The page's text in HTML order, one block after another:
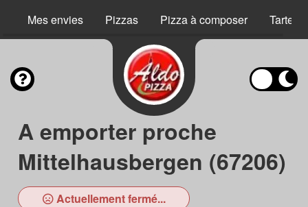
Mes envies Pizzas Pizza à composer Tartes
A emporter proche
Mittelhausbergen (67206)
Actuellement fermé...